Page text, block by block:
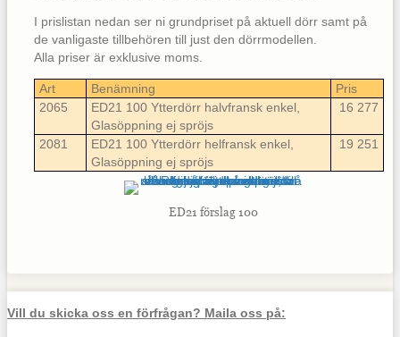
I prislistan nedan ser ni grundpriset på aktuell dörr samt på
de vanligaste tillbehören till just den dörrmodellen.
Alla priser är exklusive moms.
Art Benämning
Pris
2065
ED21 100 Ytterdörr halvfransk enkel,
Glasöppning ej spröjs
16 277
2081
ED21 100 Ytterdörr helfransk enkel,
Glasöppning ej spröjs
19 251
ED21 förslag 100
Vill du skicka oss en förfrågan? Maila oss på: